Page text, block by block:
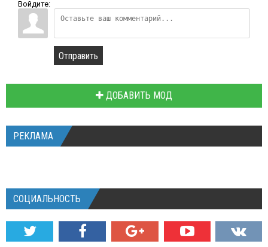
Войдите:
Отправить
ДОБАВИТЬ МОД
РЕКЛАМА
СОЦИАЛЬНОСТЬ